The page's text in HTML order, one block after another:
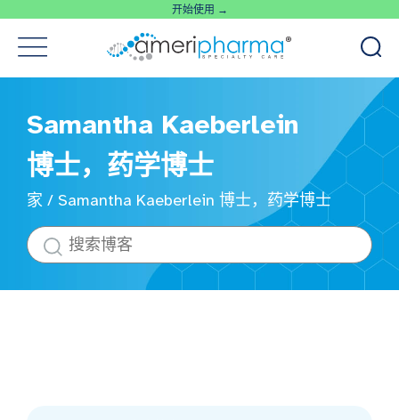
开始使用 →
Samantha Kaeberlein
博士，药学博士
家 / Samantha Kaeberlein 博士，药学博士